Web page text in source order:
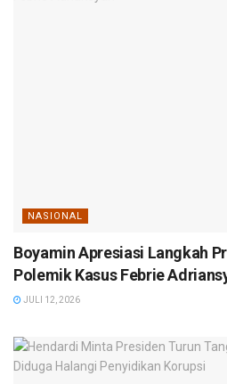
NASIONAL
Boyamin Apresiasi Langkah
Polemik Kasus Febrie
JULI 12, 2026